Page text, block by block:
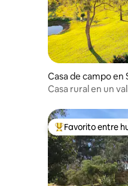
Casa de campo en
afton
Casa rural en un
Favorito entre
Favorito entre